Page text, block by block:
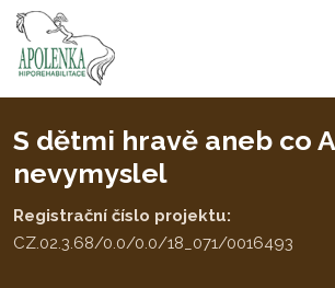
S dětmi hravě aneb co
nevymyslel
Registrační číslo projektu:
CZ.02.3.68/0.0/0.0/18_071/0016493